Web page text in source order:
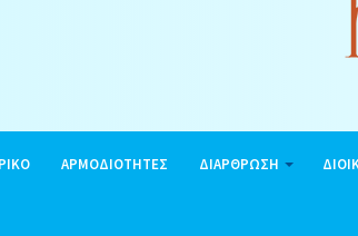
ΑΡΜΟΔΙΟΤΗΤΕΣ ΔΙΑΡΘΡΩΣΗ